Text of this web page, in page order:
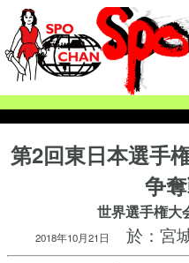
第2回東日本選手
争
世界選手権大
2018年10月21日 於：宮